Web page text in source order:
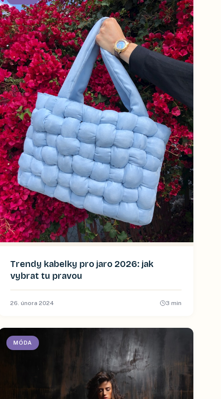
Trendy kabelky pro jaro 2026: jak
vybrat tu pravou
26. února 2024 3 min
MÓDA